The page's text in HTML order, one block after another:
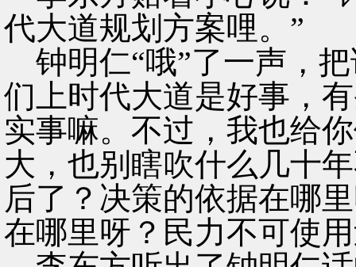
代大道规划方案哩。”
钟明仁“哦”了一声，
们上时代大道是好事，
实事嘛。不过，我也给
大，也别瞎吹什么几十
后了？决策的依据在哪
在哪里呀？民力不可使